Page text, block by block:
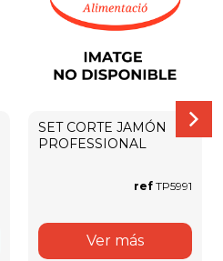
SET CORTE JAMÓN
PROFESSIONAL
ref TP5991
Ver más